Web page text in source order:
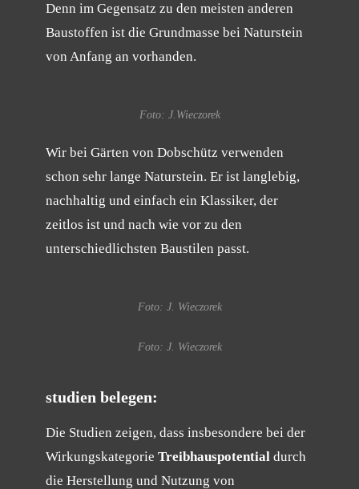
Denn im Gegensatz zu den meisten anderen
Baustoffen ist die Grundmasse bei Naturstein
von Anfang an vorhanden.
Foto: J.Wieczorek
Wir bei Gärten von Dobschütz verwenden
schon sehr lange Naturstein. Er ist langlebig,
nachhaltig und einfach ein Klassiker, der
zeitlos ist und nach wie vor zu den
unterschiedlichsten Baustilen passt.
Foto: J. Wieczorek
Foto: J. Wieczorek
studien belegen:
Die Studien zeigen, dass insbesondere bei der
WirkungskategorieTreibhauspotential durch
die Herstellung und Nutzung von